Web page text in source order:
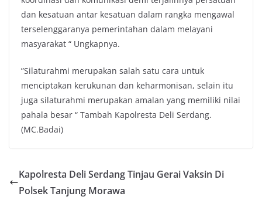
dan kesatuan antar kesatuan dalam rangka mengawal
terselenggaranya pemerintahan dalam melayani
masyarakat “ Ungkapnya.
”Silaturahmi merupakan salah satu cara untuk
menciptakan kerukunan dan keharmonisan, selain itu
juga silaturahmi merupakan amalan yang memiliki nilai
pahala besar “ Tambah Kapolresta Deli Serdang.
(MC.Badai)
Kapolresta Deli Serdang Tinjau Gerai Vaksin Di
Polsek Tanjung Morawa